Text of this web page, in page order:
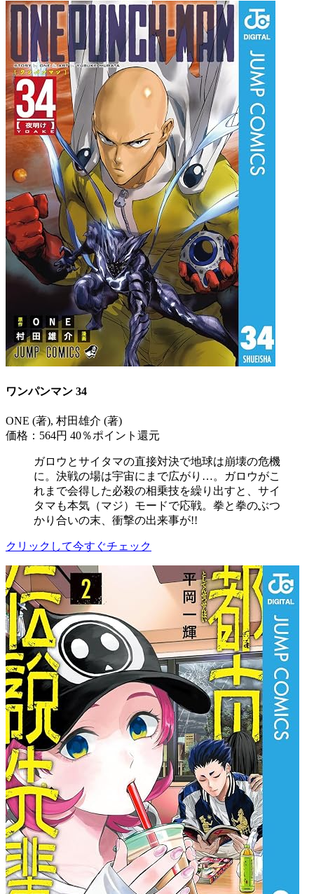
ワンパンマン 34
ONE (著), 村田雄介 (著)
価格：564円 40％ポイント還元
ガロウとサイタマの直接対決で地球は崩壊の危機
に。決戦の場は宇宙にまで広がり…。ガロウがこ
れまで会得した必殺の相乗技を繰り出すと、サイ
タマも本気（マジ）モードで応戦。拳と拳のぶつ
かり合いの末、衝撃の出来事が!!
クリックして今すぐチェック